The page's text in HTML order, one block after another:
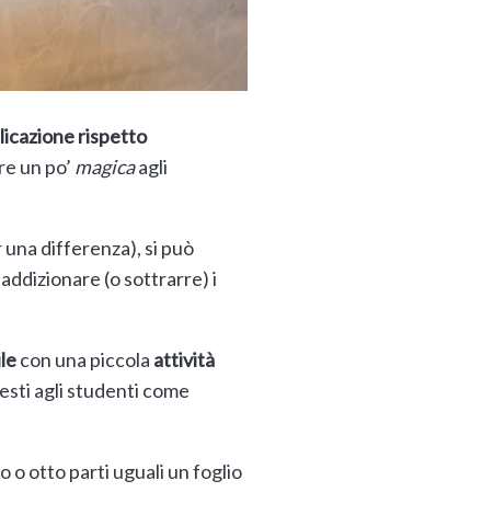
rispetto
un po’ magicaagli
una differenza), si può
(o sottrarre) i
con una piccola attività
agli studenti come
o otto parti uguali un foglio